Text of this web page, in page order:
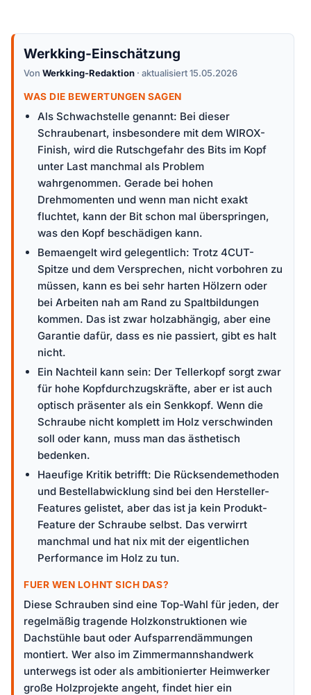
Werkking-Einschätzung
Von Werkking-Redaktion · aktualisiert 15.05.2026
WAS DIE BEWERTUNGEN SAGEN
Als Schwachstelle genannt: Bei dieser
Schraubenart, insbesondere mit dem WIROX-
Finish, wird die Rutschgefahr des Bits im Kopf
unter Last manchmal als Problem
wahrgenommen. Gerade bei hohen
Drehmomenten und wenn man nicht exakt
fluchtet, kann der Bit schon mal überspringen,
was den Kopf beschädigen kann.
Bemaengelt wird gelegentlich: Trotz 4CUT-
Spitze und dem Versprechen, nicht vorbohren zu
müssen, kann es bei sehr harten Hölzern oder
bei Arbeiten nah am Rand zu Spaltbildungen
kommen. Das ist zwar holzabhängig, aber eine
Garantie dafür, dass es nie passiert, gibt es halt
nicht.
Ein Nachteil kann sein: Der Tellerkopf sorgt zwar
für hohe Kopfdurchzugskräfte, aber er ist auch
optisch präsenter als ein Senkkopf. Wenn die
Schraube nicht komplett im Holz verschwinden
soll oder kann, muss man das ästhetisch
bedenken.
Haeufige Kritik betrifft: Die Rücksendemethoden
und Bestellabwicklung sind bei den Hersteller-
Features gelistet, aber das ist ja kein Produkt-
Feature der Schraube selbst. Das verwirrt
manchmal und hat nix mit der eigentlichen
Performance im Holz zu tun.
FUER WEN LOHNT SICH DAS?
Diese Schrauben sind eine Top-Wahl für jeden, der
regelmäßig tragende Holzkonstruktionen wie
Dachstühle baut oder Aufsparrendämmungen
montiert. Wer also im Zimmermannshandwerk
unterwegs ist oder als ambitionierter Heimwerker
große Holzprojekte angeht, findet hier ein